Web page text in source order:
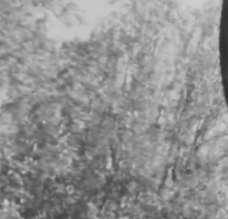
Wahlkreis & Ansprechpartner